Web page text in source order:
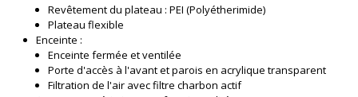
Revêtement du plateau : PEI (Polyétherimide)
Plateau flexible
Enceinte :
Enceinte fermée et ventilée
Porte d'accès à l'avant et parois en acrylique transparent
Filtration de l'air avec filtre charbon actif